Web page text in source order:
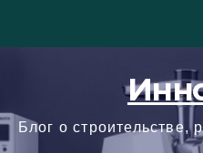
Блог о строительстве,